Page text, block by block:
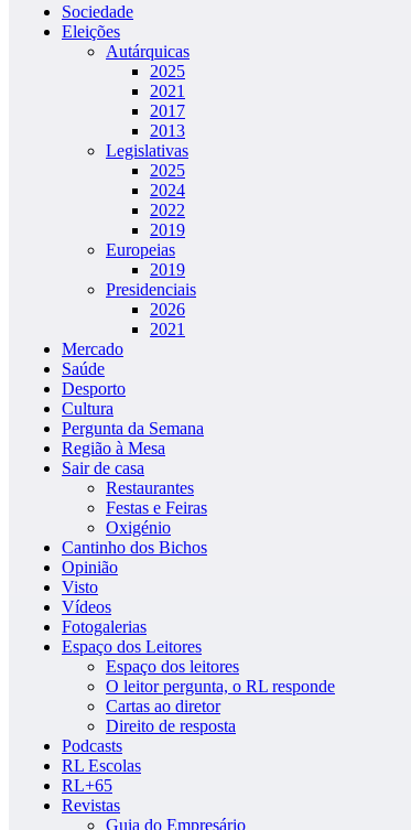
Sociedade
Eleições
Autárquicas
2025
2021
2017
2013
Legislativas
2025
2024
2022
2019
Europeias
2019
Presidenciais
2026
2021
Mercado
Saúde
Desporto
Cultura
Pergunta da Semana
Região à Mesa
Sair de casa
Restaurantes
Festas e Feiras
Oxigénio
Cantinho dos Bichos
Opinião
Visto
Vídeos
Fotogalerias
Espaço dos Leitores
Espaço dos leitores
O leitor pergunta, o RL responde
Cartas ao diretor
Direito de resposta
Podcasts
RL Escolas
RL+65
Revistas
Guia do Empresário